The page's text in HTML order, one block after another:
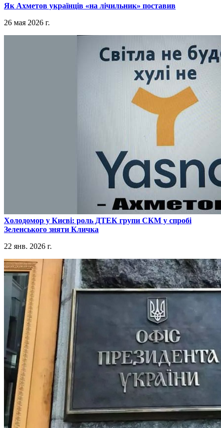
​Як Ахметов українців «на лічильник» поставив
26 мая 2026 г.
​Холодомор у Києві: роль ДТЕК групи СКМ у спробі
Зеленського зняти Кличка
22 янв. 2026 г.